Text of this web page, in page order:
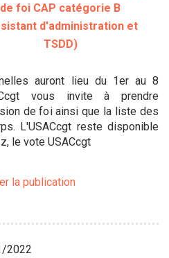
de foi CAP catégorie B
d'administration et
TSDD)
auront lieu du 1er au 8
vous invite à prendre
de foi ainsi que la liste des
L'USACcgt reste disponible
le vote USACcgt
la publication
2022